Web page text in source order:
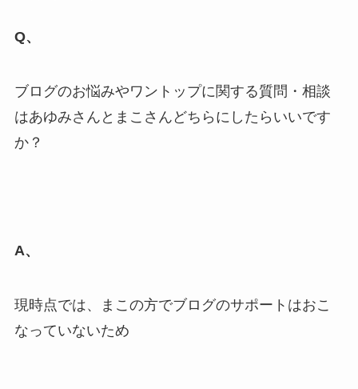
Q、
ブログのお悩みやワントップに関する質問・相談
はあゆみさんとまこさんどちらにしたらいいです
か？
A、
現時点では、まこの方でブログのサポートはおこ
なっていないため